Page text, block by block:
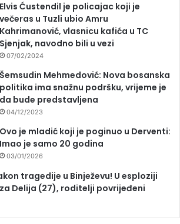
Elvis Ćustendil je policajac koji je
večeras u Tuzli ubio Amru
Kahrimanović, vlasnicu kafića u TC
Sjenjak, navodno bili u vezi
07/02/2024
Šemsudin Mehmedović: Nova bosanska
politika ima snažnu podršku, vrijeme je
da bude predstavljena
04/12/2023
Ovo je mladić koji je poginuo u Derventi:
Imao je samo 20 godina
03/01/2026
tragedije u Binježevu! U esploziji
Delija (27), roditelji povrijeđeni